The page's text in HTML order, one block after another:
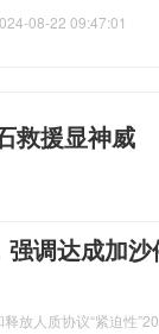
08-22 09:47:01
救援显神威
调达成加
放人质协议“紧迫性”